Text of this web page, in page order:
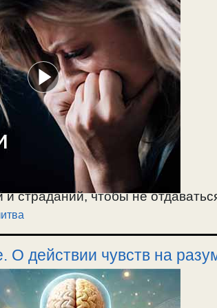
страданий, чтобы не
какие надо читать молитвы? О
Все дело в чувствах. /
О действии чувств на